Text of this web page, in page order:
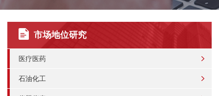
市场地位研究
医疗医药
石油化工